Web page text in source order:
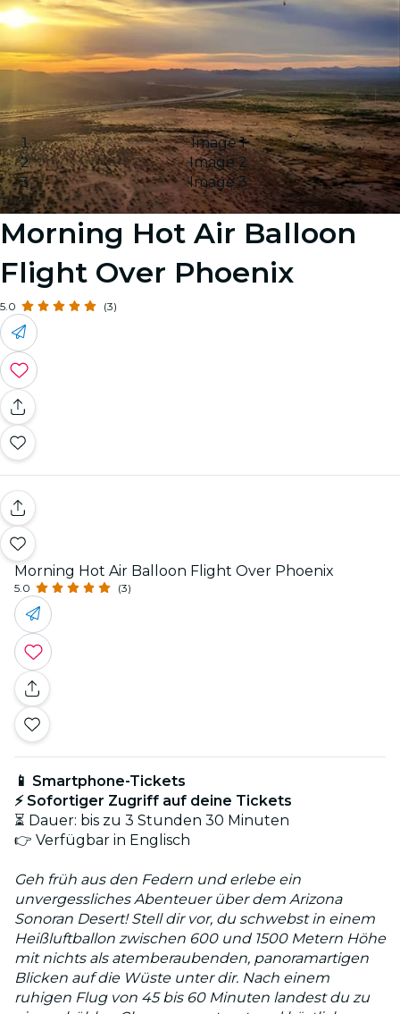
Image 1
Image 2
Image 3
Morning Hot Air Balloon
Flight Over Phoenix
5.0 (3)
Morning Hot Air Balloon Flight Over Phoenix
5.0 (3)
📱 Smartphone-Tickets
⚡ Sofortiger Zugriff auf deine Tickets
⏳ Dauer: bis zu 3 Stunden 30 Minuten
👉 Verfügbar in Englisch
Geh früh aus den Federn und erlebe ein
unvergessliches Abenteuer über dem Arizona
Sonoran Desert! Stell dir vor, du schwebst in einem
Heißluftballon zwischen 600 und 1500 Metern Höhe
mit nichts als atemberaubenden, panoramartigen
Blicken auf die Wüste unter dir. Nach einem
ruhigen Flug von 45 bis 60 Minuten landest du zu